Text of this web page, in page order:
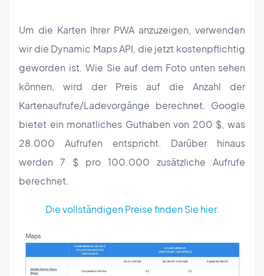
Die vollständigen Preise finden Sie hier.
Um die Karten Ihrer PWA anzuzeigen, verwenden
wir die Dynamic Maps API, die jetzt kostenpflichtig
geworden ist. Wie Sie auf dem Foto unten sehen
können, wird der Preis auf die Anzahl der
Kartenaufrufe/Ladevorgänge berechnet. Google
bietet ein monatliches Guthaben von 200 $, was
28.000 Aufrufen entspricht. Darüber hinaus
werden 7 $ pro 100.000 zusätzliche Aufrufe
berechnet.